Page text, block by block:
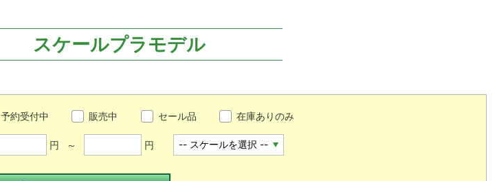
スケールプラモデル
予約受付中 販売中 セール品 在庫ありのみ
円 ～ 円